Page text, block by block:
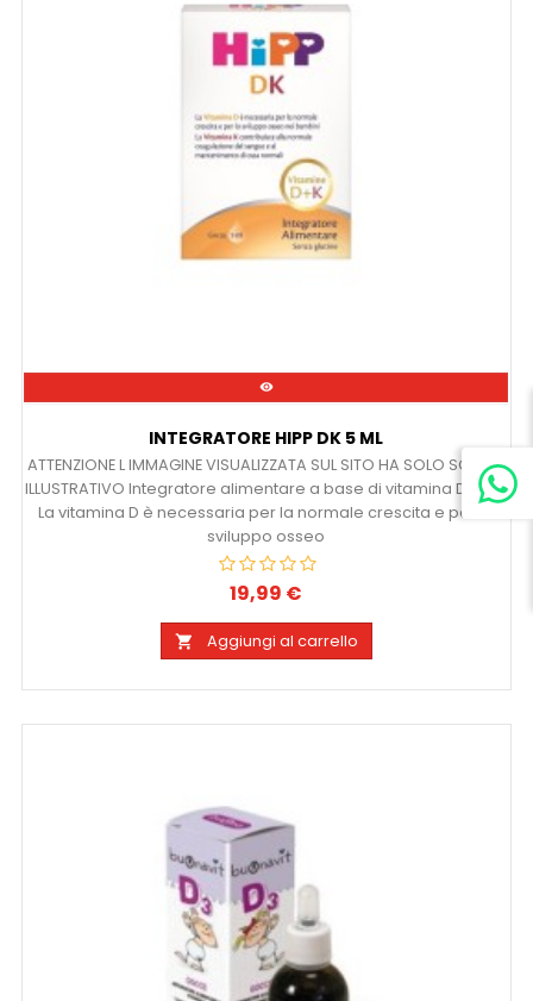

INTEGRATORE HIPP DK 5 ML
ATTENZIONE L IMMAGINE VISUALIZZATA SUL SITO HA SOLO SCOPO
ILLUSTRATIVO Integratore alimentare a base di vitamina D3 e K1
La vitamina D è necessaria per la normale crescita e per lo
sviluppo osseo
Prezzo
19,99 €
 Aggiungi al carrello